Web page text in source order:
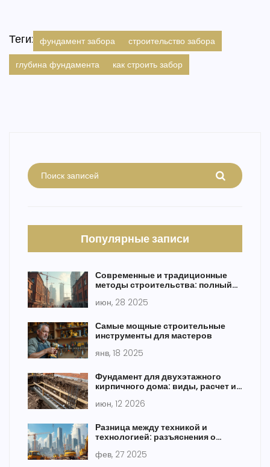
Теги: фундамент забора
строительство забора
глубина фундамента
как строить забор
Популярные записи
Современные и традиционные
методы строительства: полный
июн, 28 2025
Самые мощные строительные
инструменты для мастеров
янв, 18 2025
Фундамент для двухэтажного
кирпичного дома: виды, расчет и
июн, 12 2026
Разница между техникой и
технологией: разъяснения о
фев, 27 2025